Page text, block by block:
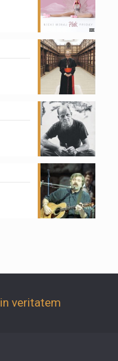
in veritatem